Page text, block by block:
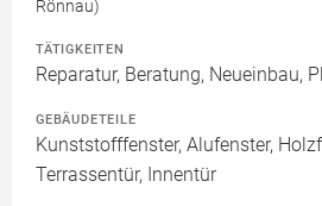
Rönnau)
TÄTIGKEITEN
Reparatur, Beratung, Neueinbau,
GEBÄUDETEILE
Kunststofffenster, Alufenster,
Terrassentür, Innentür